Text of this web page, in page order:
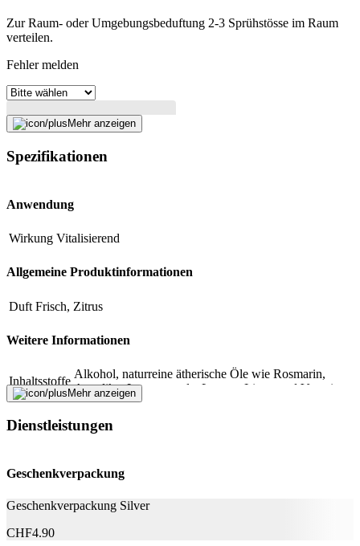
Zur Raum- oder Umgebungsbeduftung 2-3 Sprühstösse im Raum
verteilen.
Fehler melden
Beschreibung
E-Mail-Adresse (optional)
Gefahr
Kennzeichnungselement
Gefahrenhinweise
Mehr anzeigen
Spezifikationen
Anwendung
Wirkung Vitalisierend
Allgemeine Produktinformationen
Duft Frisch, Zitrus
Weitere Informationen
Inhaltsstoffe
Alkohol, naturreine ätherische Öle wie Rosmarin,
Angelika, Lemonmyrtle, Lemon, Litsea und Verveine.
Abmessungen
Mehr anzeigen
Dienstleistungen
Geschenkverpackung
Geschenkverpackung Silver
CHF4.90